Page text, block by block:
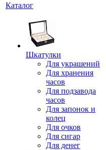
Каталог
Шкатулки
Для украшений
Для хранения
часов
Для подзавода
часов
Для запонок и
колец
Для очков
Для сигар
Для денег